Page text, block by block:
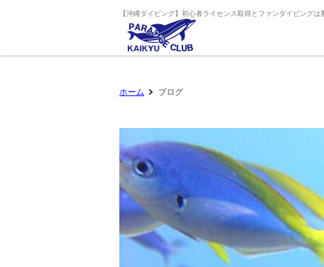
【沖縄ダイビング】初心者ライセンス取得とファンダイビングは
ホーム ブログ